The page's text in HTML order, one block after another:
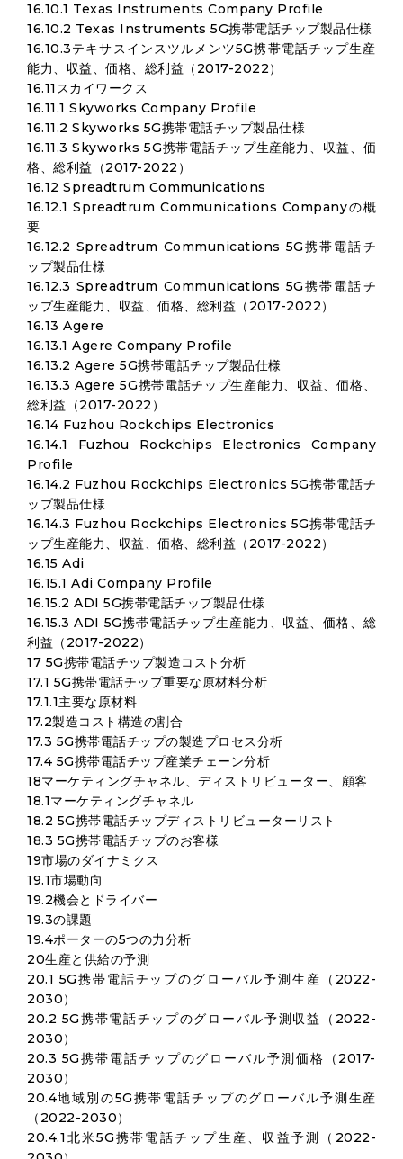
16.10.1 Texas Instruments Company Profile
16.10.2 Texas Instruments 5G携帯電話チップ製品仕様
16.10.3テキサスインスツルメンツ5G携帯電話チップ生産
能力、収益、価格、総利益（2017-2022）
16.11スカイワークス
16.11.1 Skyworks Company Profile
16.11.2 Skyworks 5G携帯電話チップ製品仕様
16.11.3 Skyworks 5G携帯電話チップ生産能力、収益、価
格、総利益（2017-2022）
16.12 Spreadtrum Communications
16.12.1 Spreadtrum Communications Companyの概
要
16.12.2 Spreadtrum Communications 5G携帯電話チ
ップ製品仕様
16.12.3 Spreadtrum Communications 5G携帯電話チ
ップ生産能力、収益、価格、総利益（2017-2022）
16.13 Agere
16.13.1 Agere Company Profile
16.13.2 Agere 5G携帯電話チップ製品仕様
16.13.3 Agere 5G携帯電話チップ生産能力、収益、価格、
総利益（2017-2022）
16.14 Fuzhou Rockchips Electronics
16.14.1 Fuzhou Rockchips Electronics Company
Profile
16.14.2 Fuzhou Rockchips Electronics 5G携帯電話チ
ップ製品仕様
16.14.3 Fuzhou Rockchips Electronics 5G携帯電話チ
ップ生産能力、収益、価格、総利益（2017-2022）
16.15 Adi
16.15.1 Adi Company Profile
16.15.2 ADI 5G携帯電話チップ製品仕様
16.15.3 ADI 5G携帯電話チップ生産能力、収益、価格、総
利益（2017-2022）
17 5G携帯電話チップ製造コスト分析
17.1 5G携帯電話チップ重要な原材料分析
17.1.1主要な原材料
17.2製造コスト構造の割合
17.3 5G携帯電話チップの製造プロセス分析
17.4 5G携帯電話チップ産業チェーン分析
18マーケティングチャネル、ディストリビューター、顧客
18.1マーケティングチャネル
18.2 5G携帯電話チップディストリビューターリスト
18.3 5G携帯電話チップのお客様
19市場のダイナミクス
19.1市場動向
19.2機会とドライバー
19.3の課題
19.4ポーターの5つの力分析
20生産と供給の予測
20.1 5G携帯電話チップのグローバル予測生産（2022-
2030）
20.2 5G携帯電話チップのグローバル予測収益（2022-
2030）
20.3 5G携帯電話チップのグローバル予測価格（2017-
2030）
20.4地域別の5G携帯電話チップのグローバル予測生産
（2022-2030）
20.4.1北米5G携帯電話チップ生産、収益予測（2022-